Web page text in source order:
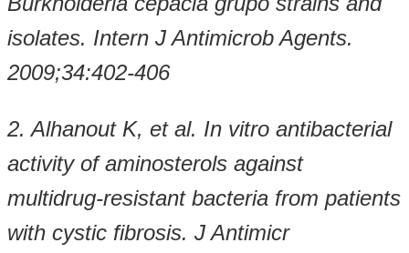
isolates. Intern J Antimicrob Agents.
2009;34:402-406
2. Alhanout K, et al. In vitro antibacterial
activity of aminosterols against
multidrug-resistant bacteria from patients
with cystic fibrosis. J Antimicr